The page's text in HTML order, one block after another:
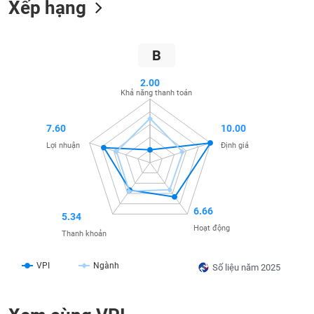
Xếp hạng
B
Số liệu năm 2025
VPI Ngành
2.00
Khả năng thanh toán
10.00
Định giá
6.66
Hoạt động
5.34
Thanh khoản
7.60
Lợi nhuận
SÓC
SỨC